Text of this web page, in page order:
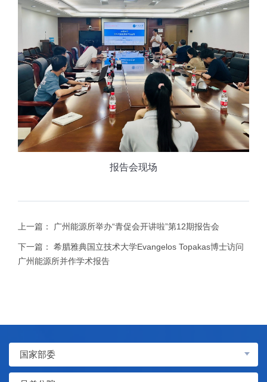
报告会现场
上一篇： 广州能源所举办“青促会开讲啦”第12期报告会
下一篇：
希腊雅典国立技术大学Evangelos Topakas博士访问
广州能源所并作学术报告
国家部委